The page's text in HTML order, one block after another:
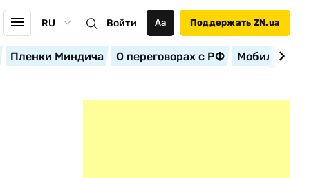
RU Войти Аа Поддержать ZN.ua
Пленки Миндича О переговорах с РФ